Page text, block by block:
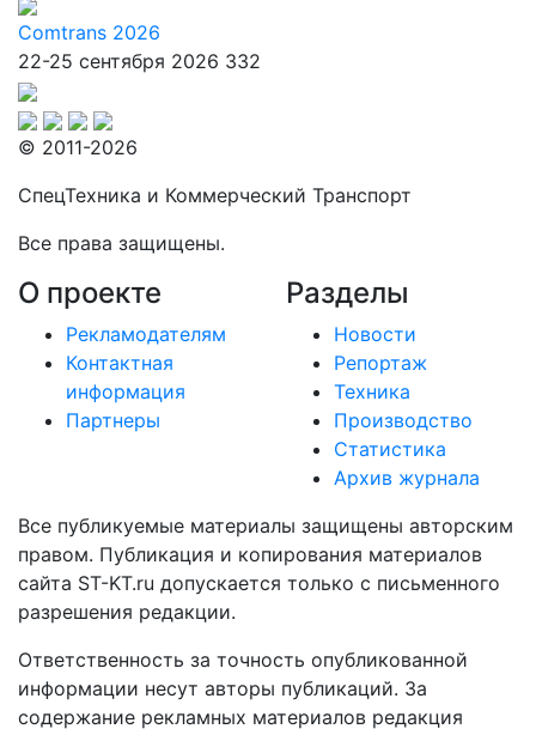
Comtrans 2026
22-25 сентября 2026 332
© 2011-2026
СпецТехника и Коммерческий Транспорт
Все права защищены.
О проекте
Рекламодателям
Контактная
информация
Партнеры
Разделы
Новости
Репортаж
Техника
Производство
Статистика
Архив журнала
Все публикуемые материалы защищены авторским
правом. Публикация и копирования материалов
сайта ST-KT.ru допускается только с письменного
разрешения редакции.
Ответственность за точность опубликованной
информации несут авторы публикаций. За
содержание рекламных материалов редакция